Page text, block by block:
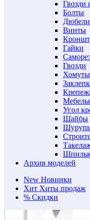
Гвозди
Болты
Дюбели
Винты
Гайки
Гвозди
Хомуты
Угол
Шайбы
Архив моделей
New Новинки
Хит Хиты продаж
% Скидки